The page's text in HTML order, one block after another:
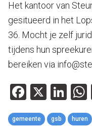
Het kantoor van
gesitueerd in het
36. Mocht je zelf
tijdens hun
bereiken via
X
gemeente gsb huren